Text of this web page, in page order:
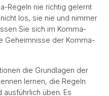
Regeln nie richtig gelernt
los, sie nie und nimmer
Sie sich im Komma-
Geheimnisse der Komma-
die Grundlagen der
lernen, die Regeln
üben. Es